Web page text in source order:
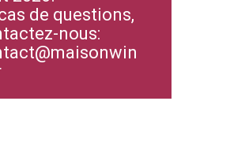
de questions,
nous: